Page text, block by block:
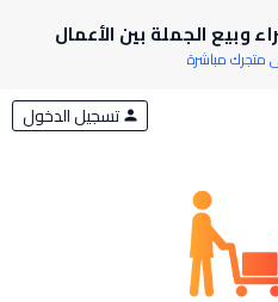
وبيع الجملة بين الأعمال
متجرك مباشرة
person تسجيل الدخول